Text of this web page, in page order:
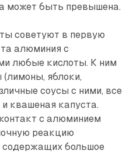
может быть превышена.
советуют в первую
алюминия с
любые кислоты. К ним
(лимоны, яблоки,
соусы с ними, все
квашеная капуста.
с алюминием
реакцию
содержащих большое